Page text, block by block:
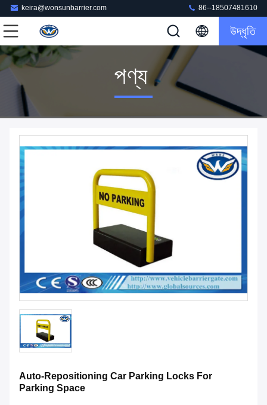
keira@wonsunbarrier.com 86--18507481610
উদ্ধৃতি
পণ্য
Auto-Repositioning Car Parking Locks For
Parking Space